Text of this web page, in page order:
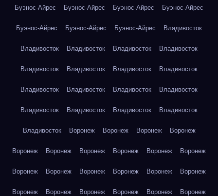
Буэнос-Айрес Буэнос-Айрес Буэнос-Айрес Буэнос-Айрес
Буэнос-Айрес Буэнос-Айрес Буэнос-Айрес Владивосток
Владивосток Владивосток Владивосток Владивосток
Владивосток Владивосток Владивосток Владивосток
Владивосток Владивосток Владивосток Владивосток
Владивосток Владивосток Владивосток Владивосток
Владивосток Воронеж Воронеж Воронеж Воронеж
Воронеж Воронеж Воронеж Воронеж Воронеж Воронеж
Воронеж Воронеж Воронеж Воронеж Воронеж Воронеж
Воронеж Воронеж Воронеж Воронеж Воронеж Воронеж